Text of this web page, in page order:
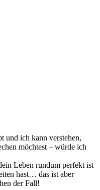
und ich kann verstehen,
möchtest – würde ich
Leben rundum perfekt ist
hast… das ist aber
der Fall!